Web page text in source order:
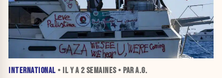
INTERNATIONAL • IL Y A 2 SEMAINES• PAR A.G.